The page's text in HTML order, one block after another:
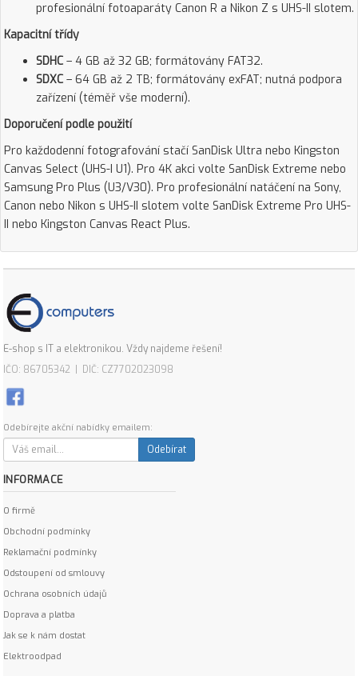
profesionální fotoaparáty Canon R a Nikon Z s UHS-II slotem.
Kapacitní třídy
SDHC – 4 GB až 32 GB; formátovány FAT32.
SDXC – 64 GB až 2 TB; formátovány exFAT; nutná podpora
zařízení (téměř vše moderní).
Doporučení podle použití
Pro každodenní fotografování stačí SanDisk Ultra nebo Kingston
Canvas Select (UHS-I U1). Pro 4K akci volte SanDisk Extreme nebo
Samsung Pro Plus (U3/V30). Pro profesionální natáčení na Sony,
Canon nebo Nikon s UHS-II slotem volte SanDisk Extreme Pro UHS-
II nebo Kingston Canvas React Plus.
E-shop s IT a elektronikou. Vždy najdeme řešení!
IČO: 86705342 | DIČ: CZ7702023098
Odebírejte akční nabídky emailem:
Odebírat
INFORMACE
O firmě
Obchodní podmínky
Reklamační podmínky
Odstoupení od smlouvy
Ochrana osobních údajů
Doprava a platba
Jak se k nám dostat
Elektroodpad